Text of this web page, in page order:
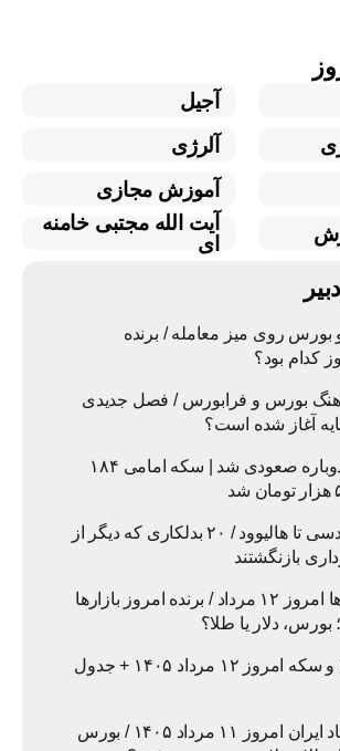
آجیل
آلرژی
آموزش مجازی
آیت الله مجتبی خامنه
ای
و بورس روی میز معامله / برنده
کدام بود؟
بورس و فرابورس / فصل جدیدی
آغاز شده است؟
بازار طلا دوباره صعودی شد | سکه امامی ۱۸۴
از ارشا اقدسی تا هالیوود / ۲۰ بدلکاری که دیگر از
بازنگشتند
نبض بازارها امروز ۱۲ مرداد / برنده امروز بازارها
دلار یا طلا؟
قیمت طلا و سکه امروز ۱۲ مرداد ۱۴۰۵ + جدول
نبض اقتصاد ایران امروز ۱۱ مرداد ۱۴۰۵ / بورس